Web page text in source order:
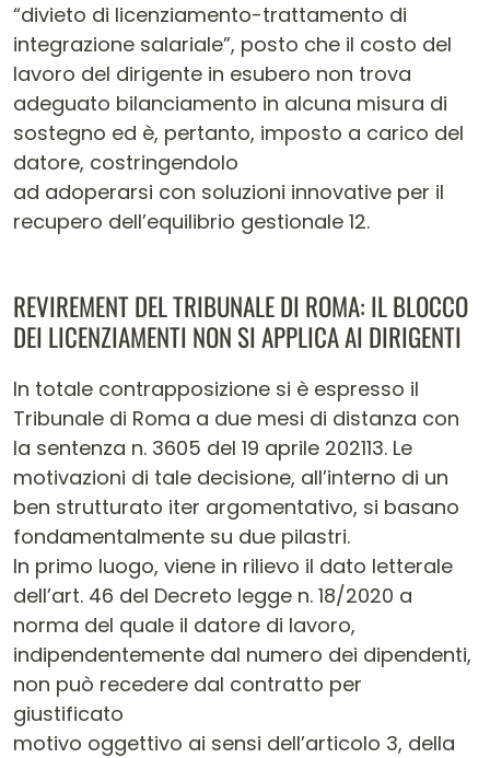
“divieto di licenziamento-trattamento di
integrazione salariale”, posto che il costo del
lavoro del dirigente in esubero non trova
adeguato bilanciamento in alcuna misura di
sostegno ed è, pertanto, imposto a carico del
datore, costringendolo
ad adoperarsi con soluzioni innovative per il
recupero dell’equilibrio gestionale 12.
REVIREMENT DEL TRIBUNALE DI ROMA: IL BLOCCO
DEI LICENZIAMENTI NON SI APPLICA AI DIRIGENTI
In totale contrapposizione si è espresso il
Tribunale di Roma a due mesi di distanza con
la sentenza n. 3605 del 19 aprile 202113. Le
motivazioni di tale decisione, all’interno di un
ben strutturato iter argomentativo, si basano
fondamentalmente su due pilastri.
In primo luogo, viene in rilievo il dato letterale
dell’art. 46 del Decreto legge n. 18/2020 a
norma del quale il datore di lavoro,
indipendentemente dal numero dei dipendenti,
non può recedere dal contratto per
giustificato
motivo oggettivo ai sensi dell’articolo 3, della